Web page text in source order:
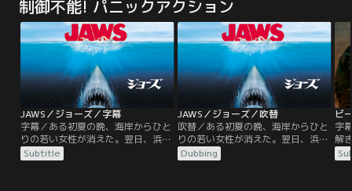
ローンと出会う。ジャングルの知識
にたけた彼は、次第に他のクルーた
ちをいいなりに動かすようになる。
だが彼の本当の目的は幻の巨大アナ
コンダを生け捕りにすることだっ
た。
ト・サミュエルズは、ふたりの娘た
て出会った南アフリカへの長期旅行
を計画。現地では狩猟禁止保護区を
管理する旧友の生物学者マーティン
と再会を果たす。
管
と
制御不能! パニックアクション
JAWS／ジョーズ／字幕
字幕／ある初夏の晩、海岸からひと
りの若い女性が消えた。翌日、浜辺
に無惨な彼女の遺体が打ち上げら
れ、平和な観光地アミティは騒然と
Subtitle
JAWS／ジョーズ／吹替
吹替／ある初夏の晩、海岸からひと
りの若い女性が消えた。翌日、浜辺
に無惨な彼女の遺体が打ち上げら
れ、平和な観光地アミティは騒然と
Dubbing
ビ
字
解
ジ
を